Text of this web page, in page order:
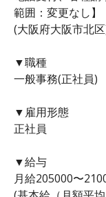
範囲：変更なし】
(大阪府大阪市北
▼職種
一般事務(正社員)
▼雇用形態
正社員
▼給与
月給205000〜